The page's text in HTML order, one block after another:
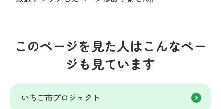
このページを見た人はこんなペー
ジも見ています
いちご市プロジェクト